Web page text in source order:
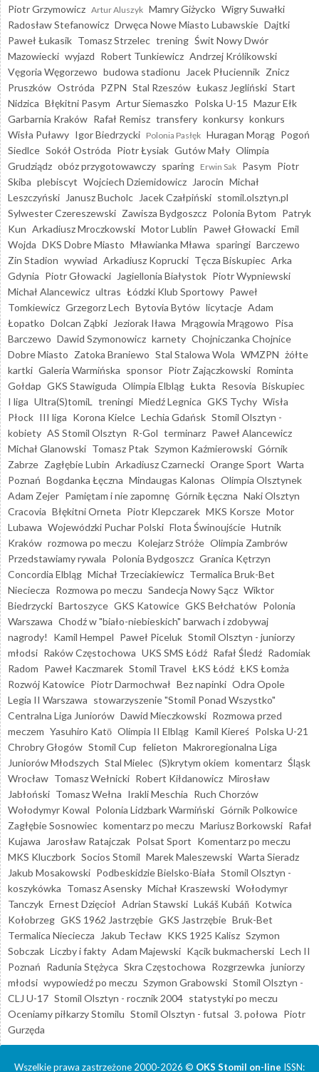
Piotr Grzymowicz Artur Aluszyk Mamry Giżycko Wigry Suwałki
Radosław Stefanowicz Drwęca Nowe Miasto Lubawskie Dajtki
Paweł Łukasik Tomasz Strzelec trening Świt Nowy Dwór
Mazowiecki wyjazd Robert Tunkiewicz Andrzej Królikowski
Vęgoria Węgorzewo budowa stadionu Jacek Płuciennik Znicz
Pruszków Ostróda PZPN Stal Rzeszów Łukasz Jegliński Start
Nidzica Błękitni Pasym Artur Siemaszko Polska U-15 Mazur Ełk
Garbarnia Kraków Rafał Remisz transfery konkursy konkurs
Wisła Puławy Igor Biedrzycki Polonia Pasłęk Huragan Morąg Pogoń
Siedlce Sokół Ostróda Piotr Łysiak Gutów Mały Olimpia
Grudziądz obóz przygotowawczy sparing Erwin Sak Pasym Piotr
Skiba plebiscyt Wojciech Dziemidowicz Jarocin Michał
Leszczyński
Janusz Bucholc Jacek Czałpiński stomil.olsztyn.pl
Sylwester Czereszewski Zawisza Bydgoszcz Polonia Bytom Patryk
Kun Arkadiusz Mroczkowski Motor Lublin Paweł Głowacki Emil
Wojda DKS Dobre Miasto Mławianka Mława sparingi Barczewo
Zin Stadion wywiad Arkadiusz Koprucki Tęcza Biskupiec Arka
Gdynia Piotr Głowacki Jagiellonia Białystok Piotr Wypniewski
Michał Alancewicz ultras Łódzki Klub Sportowy Paweł
Tomkiewicz Grzegorz Lech Bytovia Bytów licytacje Adam
Łopatko Dolcan Ząbki Jeziorak Iława Mrągowia Mrągowo Pisa
Barczewo Dawid Szymonowicz karnety Chojniczanka Chojnice
Dobre Miasto Zatoka Braniewo Stal Stalowa Wola WMZPN żółte
kartki Galeria Warmińska sponsor Piotr Zajączkowski Rominta
Gołdap GKS Stawiguda Olimpia Elbląg Łukta Resovia Biskupiec
I liga Ultra(S)tomiL treningi Miedź Legnica GKS Tychy Wisła
Płock III liga Korona Kielce Lechia Gdańsk Stomil Olsztyn -
kobiety AS Stomil Olsztyn R-Gol terminarz Paweł Alancewicz
Michał Glanowski Tomasz Ptak Szymon Kaźmierowski Górnik
Zabrze Zagłębie Lubin Arkadiusz Czarnecki Orange Sport Warta
Poznań Bogdanka Łęczna Mindaugas Kalonas Olimpia Olsztynek
Adam Zejer Pamiętam i nie zapomnę Górnik Łęczna Naki Olsztyn
Cracovia Błękitni Orneta Piotr Klepczarek MKS Korsze Motor
Lubawa Wojewódzki Puchar Polski Flota Świnoujście Hutnik
Kraków rozmowa po meczu Kolejarz Stróże Olimpia Zambrów
Przedstawiamy rywala Polonia Bydgoszcz Granica Kętrzyn
Concordia Elbląg Michał Trzeciakiewicz Termalica Bruk-Bet
Nieciecza Rozmowa po meczu Sandecja Nowy Sącz Wiktor
Biedrzycki Bartoszyce GKS Katowice GKS Bełchatów Polonia
Warszawa Chodź w "biało-niebieskich" barwach i zdobywaj
nagrody!
Kamil Hempel Paweł Piceluk Stomil Olsztyn - juniorzy
młodsi Raków Częstochowa UKS SMS Łódź Rafał Śledź Radomiak
Radom Paweł Kaczmarek Stomil Travel ŁKS Łódź ŁKS Łomża
Rozwój Katowice Piotr Darmochwał Bez napinki Odra Opole
Legia II Warszawa stowarzyszenie "Stomil Ponad Wszystko"
Centralna Liga Juniorów Dawid Mieczkowski Rozmowa przed
meczem Yasuhiro Katō Olimpia II Elbląg Kamil Kiereś Polska U-21
Chrobry Głogów Stomil Cup felieton Makroregionalna Liga
Juniorów Młodszych Stal Mielec (S)krytym okiem komentarz Śląsk
Wrocław Tomasz Wełnicki Robert Kiłdanowicz Mirosław
Jabłoński Tomasz Wełna Irakli Meschia Ruch Chorzów
Wołodymyr Kowal Polonia Lidzbark Warmiński Górnik Polkowice
Zagłębie Sosnowiec komentarz po meczu Mariusz Borkowski Rafał
Kujawa
Jarosław Ratajczak Polsat Sport Komentarz po meczu
MKS Kluczbork Socios Stomil Marek Maleszewski Warta Sieradz
Jakub Mosakowski Podbeskidzie Bielsko-Biała Stomil Olsztyn -
koszykówka Tomasz Asensky Michał Kraszewski Wołodymyr
Tanczyk Ernest Dzięcioł Adrian Stawski Lukáš Kubáň Kotwica
Kołobrzeg GKS 1962 Jastrzębie GKS Jastrzębie Bruk-Bet
Termalica Nieciecza
Jakub Tecław KKS 1925 Kalisz Szymon
Sobczak Liczby i fakty Adam Majewski Kącik bukmacherski Lech II
Poznań Radunia Stężyca Skra Częstochowa Rozgrzewka juniorzy
młodsi wypowiedź po meczu Szymon Grabowski Stomil Olsztyn -
CLJ U-17 Stomil Olsztyn - rocznik 2004 statystyki po meczu
Oceniamy piłkarzy Stomilu Stomil Olsztyn - futsal 3. połowa Piotr
Gurzęda
Wszelkie prawa zastrzeżone 2000-2026 © OKS Stomil on-line ISSN: